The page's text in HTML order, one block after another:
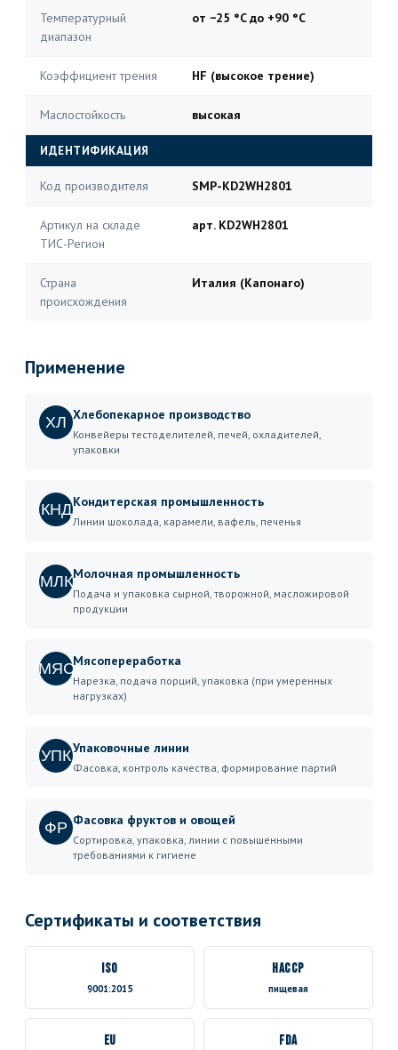
Температурный
диапазон
от −25 °C до +90 °C
Коэффициент трения HF (высокое трение)
Маслостойкость высокая
ИДЕНТИФИКАЦИЯ
Код производителя SMP-KD2WH2801
Артикул на складе
ТИС-Регион
арт. KD2WH2801
Страна
происхождения
Италия (Капонаго)
Применение
ХЛ Хлебопекарное производство
Конвейеры тестоделителей, печей, охладителей,
упаковки
КНДКондитерская промышленность
Линии шоколада, карамели, вафель, печенья
МЛКМолочная промышленность
Подача и упаковка сырной, творожной, масложировой
продукции
МЯСМясопереработка
Нарезка, подача порций, упаковка (при умеренных
нагрузках)
УПКУпаковочные линии
Фасовка, контроль качества, формирование партий
ФР Фасовка фруктов и овощей
Сортировка, упаковка, линии с повышенными
требованиями к гигиене
Сертификаты и соответствия
ISO
9001:2015
HACCP
пищевая
EU FDA